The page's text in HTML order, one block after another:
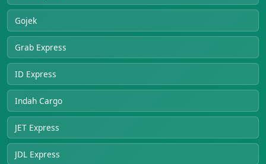
Gojek
Grab Express
ID Express
Indah Cargo
JET Express
JDL Express